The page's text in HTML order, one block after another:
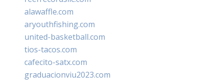
alawaffle.com
aryouthfishing.com
united-basketball.com
tios-tacos.com
cafecito-satx.com
graduacionviu2023.com